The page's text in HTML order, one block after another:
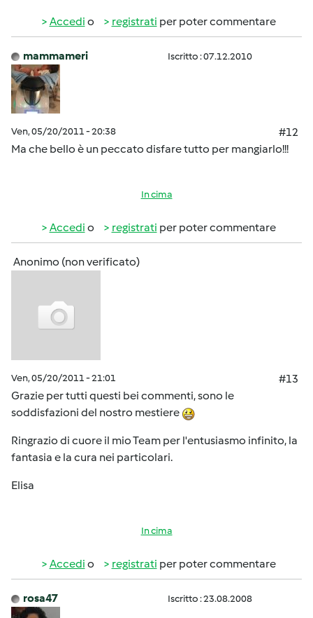
Accedi o registrati per poter commentare
mammameri Iscritto : 07.12.2010
Ven, 05/20/2011 - 20:38
#12
Ma che bello è un peccato disfare tutto per mangiarlo!!!
In cima
Accedi o registrati per poter commentare
Anonimo (non verificato)
Ven, 05/20/2011 - 21:01
#13
Grazie per tutti questi bei commenti, sono le
soddisfazioni del nostro mestiere
Ringrazio di cuore il mio Team per l'entusiasmo infinito, la
fantasia e la cura nei particolari.
Elisa
In cima
Accedi o registrati per poter commentare
rosa47 Iscritto : 23.08.2008